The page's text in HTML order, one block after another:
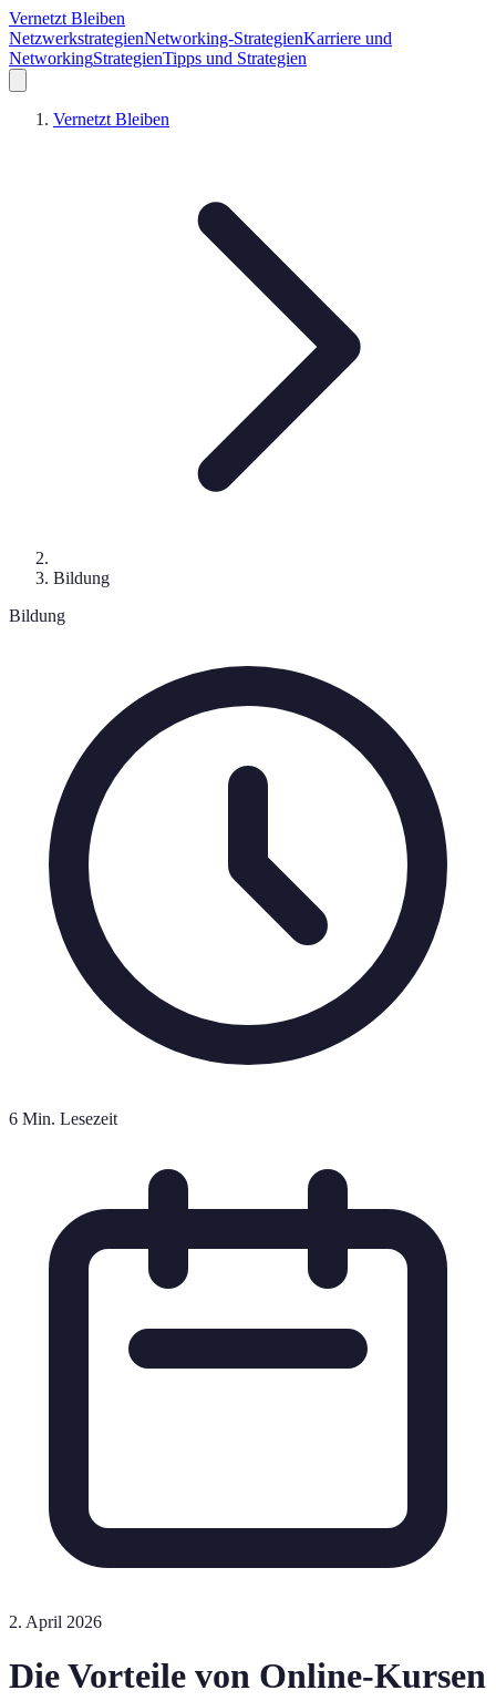
Vernetzt Bleiben
NetzwerkstrategienNetworking-StrategienKarriere und
NetworkingStrategienTipps und Strategien
Vernetzt Bleiben
Bildung
Bildung
6 Min. Lesezeit
2. April 2026
Die Vorteile von Online-Kursen